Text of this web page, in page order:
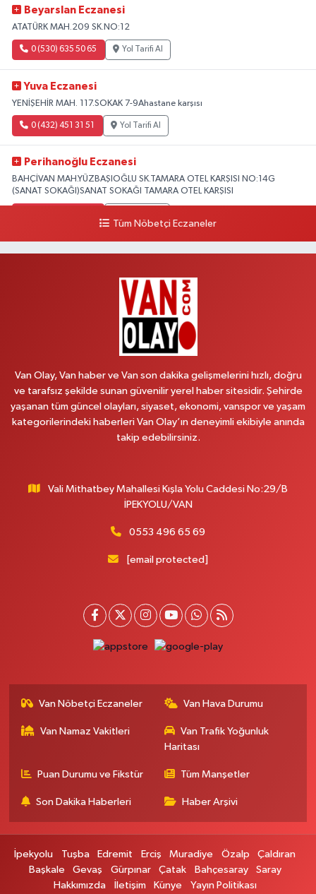
Beyarslan Eczanesi
ATATÜRK MAH.209 SK.NO:12
0 (530) 635 50 65 Yol Tarifi Al
Yuva Eczanesi
YENİŞEHİR MAH. 117.SOKAK 7-9Ahastane karşısı
0 (432) 451 31 51 Yol Tarifi Al
Perihanoğlu Eczanesi
BAHÇİVAN MAH.YÜZBAŞIOĞLU SK.TAMARA OTEL KARŞISI NO:14G
(SANAT SOKAĞI)SANAT SOKAĞI TAMARA OTEL KARŞISI
Yol Tarifi Al
BEYAZIT MAH.ZEYLAN CADDESİ OKYANUS GİYİM YANI NO:1
Afşar Eczanesi
Kazım Karabekir cad.Eski Araştırma Hastanesi karşısı (kent park karşısı )
Gürpınar Eczanesi
Akpınar Mah. Milli Egemenlik Cad.No:7 A
Yol Tarifi Al
0 (432) 215 77 65 Yol Tarifi Al
Ferhat Eczanesi
Akköprü mahallesi Beşyol mevkii sakatatçılar çarşısı altı şok market yanı
Gündüz Eczanesi
CUMHURİYET MAH. ATATÜRK CADDESİ NO:39 A
Merve Eczanesi
Tüm Nöbetçi Eczaneler
Van Olay, Van haber ve Van son dakika gelişmelerini hızlı, doğru
ve tarafsız şekilde sunan güvenilir yerel haber sitesidir. Şehirde
yaşanan tüm güncel olayları, siyaset, ekonomi, vanspor ve yaşam
kategorilerindeki haberleri Van Olay’ın deneyimli ekibiyle anında
takip edebilirsiniz.
Vali Mithatbey Mahallesi Kışla Yolu Caddesi No:29/B
İPEKYOLU/VAN
0553 496 65 69
[email protected]
Van Nöbetçi Eczaneler Van Hava Durumu
Van Namaz Vakitleri
Van Trafik Yoğunluk
Haritası
Puan Durumu ve Fikstür Tüm Manşetler
Son Dakika Haberleri Haber Arşivi
İpekyolu Tuşba Edremit Erciş Muradiye Özalp
Çaldıran
Başkale
Gevaş Gürpınar Çatak Bahçesaray
Saray
Hakkımızda
İletişim Künye Yayın Politikası